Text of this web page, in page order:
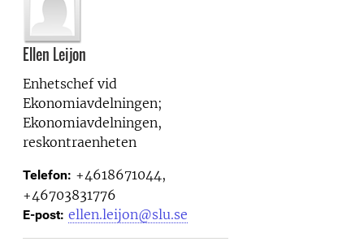
Ellen Leijon
Enhetschef vid
Ekonomiavdelningen;
Ekonomiavdelningen,
reskontraenheten
Telefon: +4618671044,
+46703831776
E-post: ellen.leijon@slu.se